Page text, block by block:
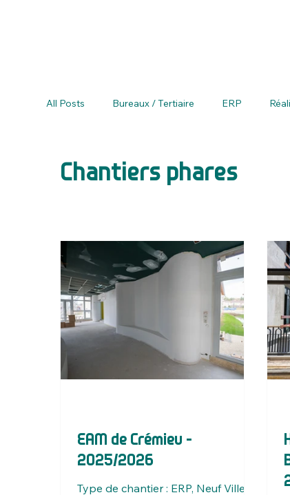
All Posts Bureaux / Tertiaire ERP
Chantiers phares
EAM de Crémieu -
2025/2026
Type de chantier : ERP, Neuf Ville :